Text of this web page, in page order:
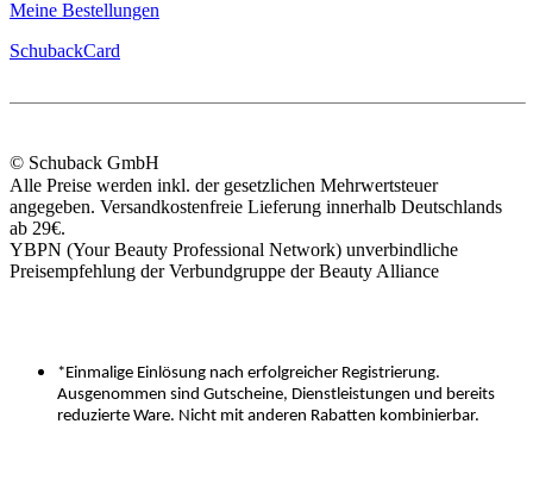
Meine Bestellungen
SchubackCard
© Schuback GmbH
Alle Preise werden inkl. der gesetzlichen Mehrwertsteuer
angegeben. Versandkostenfreie Lieferung innerhalb Deutschlands
ab 29€.
YBPN (Your Beauty Professional Network) unverbindliche
Preisempfehlung der Verbundgruppe der Beauty Alliance
*Einmalige Einlösung nach erfolgreicher Registrierung.
Ausgenommen sind Gutscheine, Dienstleistungen und bereits
reduzierte Ware. Nicht mit anderen Rabatten kombinierbar.